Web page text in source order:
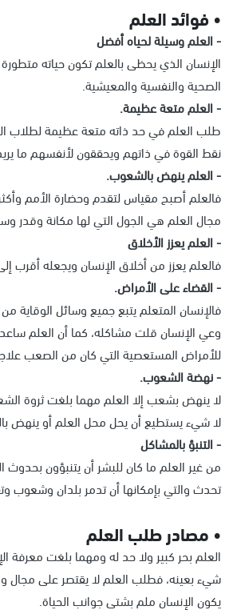
• فوائد العلم
- العلم وسيلة لحياه أفضل
الإنسان الذي يحظى بالعلم تكون حياته
الصحية والنفسية والمعيشية.
- العلم متعة عظيمة.
طلب العلم في حد ذاته متعة عظيمة لطلاب
نقط القوة في ذاتهم ويحققون لأنفسهم ما
- العلم ينهض بالشعوب.
فالعلم أصبح مقياس لتقدم وحضارة الأمم
مجال العلم هي الجول التي لها مكانة وقدر
- العلم يعزز الأخلاق
فالعلم يعزز من أخلاق الإنسان ويجعله أقرب
- القضاء على الأمراض.
فالإنسان المتعلم يتبع جميع وسائل الوقاية
وعي الإنسان قلت مشاكله، كما أن العلم
للأمراض المستعصية التي كان من الصعب
- نهضة الشعوب.
لا ينهض بشعب إلا العلم مهما بلغت ثروة
لا شيء يستطيع أن يحل محل العلم أو ينهض
- التنبؤ بالمشاكل
من غير العلم ما كان للبشر أن يتنبؤون بحدوث
تحدث والتي بإمكانها أن تدمر بلدان وشعوب
• مصادر طلب العلم
العلم بحر كبير ولا حد له ومهما بلغت معرفة
شيء بعينه، فطلب العلم لا يقتصر على
يكون الإنسان ملم بشتى جوانب الحياة.